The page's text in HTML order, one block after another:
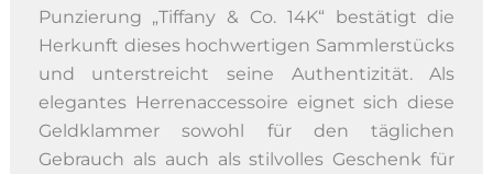
Punzierung „Tiffany & Co. 14K“ bestätigt die
Herkunft dieses hochwertigen Sammlerstücks
und unterstreicht seine Authentizität. Als
elegantes Herrenaccessoire eignet sich diese
Geldklammer sowohl für den täglichen
Gebrauch als auch als stilvolles Geschenk für